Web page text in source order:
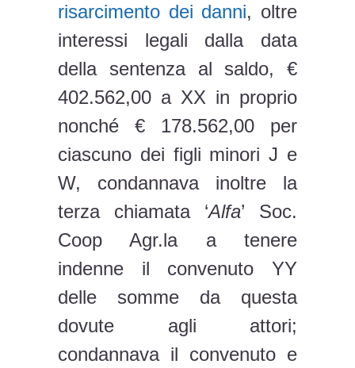
risarcimento dei danni, oltre
interessi legali dalla data
della sentenza al saldo, €
402.562,00 a XX in proprio
nonché € 178.562,00 per
ciascuno dei figli minori J e
W, condannava inoltre la
terza chiamata ‘Alfa’ Soc.
Coop Agr.la a tenere
indenne il convenuto YY
delle somme da questa
dovute agli attori;
condannava il convenuto e